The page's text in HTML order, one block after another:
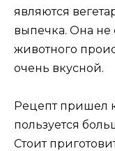
являются
выпечка. Она не
животного
очень вкусной.
Рецепт пришел
пользуется
Стоит